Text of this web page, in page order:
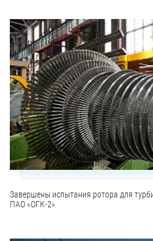
Завершены испытания ротора для
ПАО «ОГК-2»